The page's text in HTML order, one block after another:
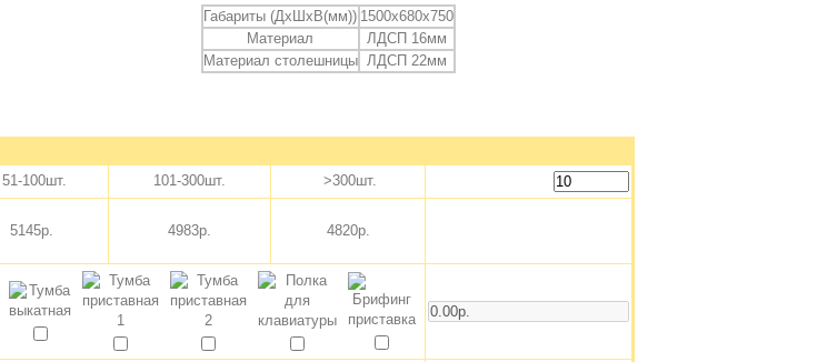
Габариты (ДхШхВ(мм)) 1500х680х750
Материал
ЛДСП 16мм
Материал столешницы ЛДСП 22мм
51-100шт. 101-300шт.
>300шт.
5145р. 4983р. 4820р.